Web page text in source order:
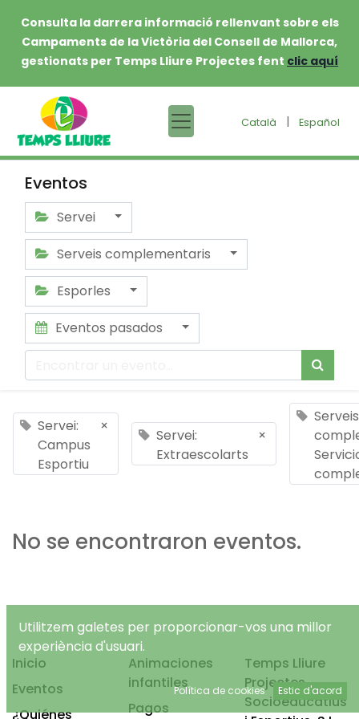
Consulta la darrera informació rellenvant sobre els
Campaments de la Victòria del Consell de Mallorca,
gestionats per Temps Lliure Projectes fent clic aquí
Català | Español
Eventos
Servei
Serveis complementaris
Esporles
Eventos pasados
Servei:
Campus
Esportiu
×
Servei:
Extraescolarts
×
Serveis
No se encontraron eventos.
Inicio
Eventos
¿Quiénes
Animaciones
infantiles
Pagos
Temps Lliure
Projectes
Socioeducatius
Utilitzem galetes per proporcionar-vos una millor
experiència d'usuari.
Política de cookies Estic d'acord